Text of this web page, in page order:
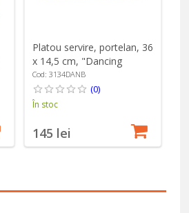
Platou servire, portelan, 36
x 14,5 cm, "Dancing
Butterflies" - Easy Life
Cod: 3134DANB
(0)
În stoc
145 lei